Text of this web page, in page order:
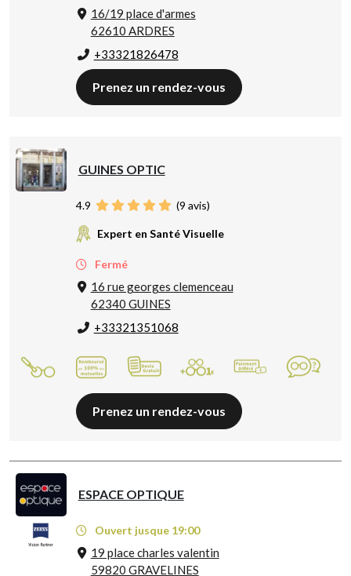
16/19 place d'armes
62610 ARDRES
+33321826478
Prenez un rendez-vous
GUINES OPTIC
4.9 (9 avis)
Expert en Santé Visuelle
Fermé
16 rue georges clemenceau
62340 GUINES
+33321351068
Prenez un rendez-vous
ESPACE OPTIQUE
Ouvert jusque 19:00
19 place charles valentin
59820 GRAVELINES